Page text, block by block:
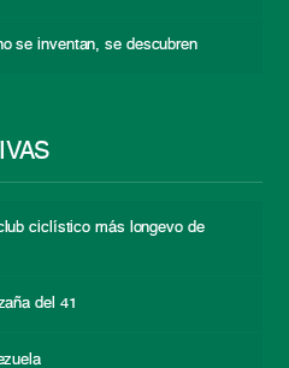
se inventan, se descubren
ciclístico más longevo de
del 41